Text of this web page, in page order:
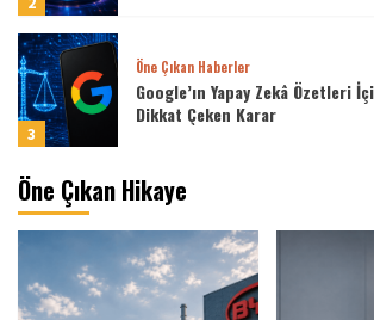
3
Öne Çıkan Haberler
Google’ın Yapay Zekâ Özetleri
Dikkat Çeken Karar
Öne Çıkan Haberler
Dev Yazılım Anlaşması
Öne Çıkan Hikaye